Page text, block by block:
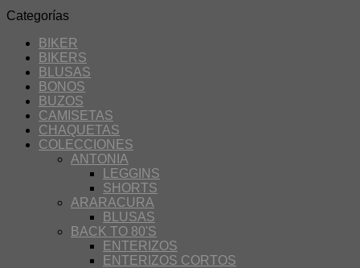
Categorías
BIKER
BIKERS
BLUSAS
BONOS
BUZOS
CAMISETAS
CHAQUETAS
COLECCIONES
ANTONIA
LEGGINS
SHORTS
ARARACURA
BLUSAS
BACK TO 80'S
ENTERIZOS
ENTERIZOS CORTOS